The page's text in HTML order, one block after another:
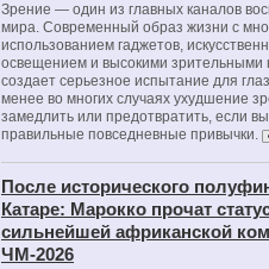
Зрение — один из главных каналов
мира. Современный образ жизни с
использованием гаджетов,
освещением и высокими зрительными
создает серьезное испытание для
менее во многих случаях ухудшение
замедлить или предотвратить, если
правильные повседневные привычки.
После исторического
Катаре: Марокко прочат
сильнейшей африканской
ЧМ-2026